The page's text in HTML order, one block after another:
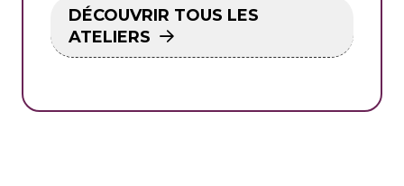
DÉCOUVRIR TOUS LES
ATELIERS